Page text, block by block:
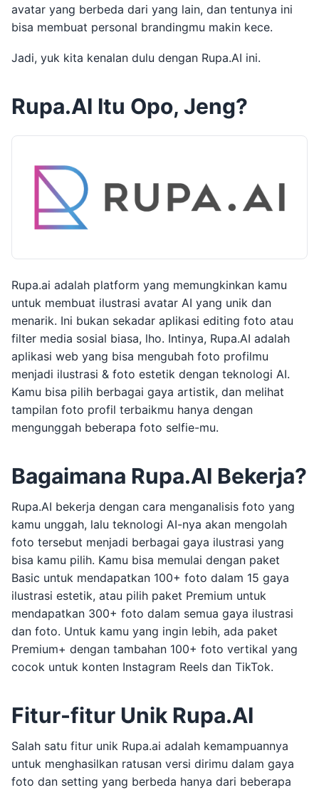
avatar yang berbeda dari yang lain, dan tentunya ini
bisa membuat personal brandingmu makin kece.
Jadi, yuk kita kenalan dulu dengan Rupa.AI ini.
Rupa.AI Itu Opo, Jeng?
Rupa.ai adalah platform yang memungkinkan kamu
untuk membuat ilustrasi avatar AI yang unik dan
menarik. Ini bukan sekadar aplikasi editing foto atau
filter media sosial biasa, lho. Intinya, Rupa.AI adalah
aplikasi web yang bisa mengubah foto profilmu
menjadi ilustrasi & foto estetik dengan teknologi AI.
Kamu bisa pilih berbagai gaya artistik, dan melihat
tampilan foto profil terbaikmu hanya dengan
mengunggah beberapa foto selfie-mu.
Bagaimana Rupa.AI Bekerja?
Rupa.AI bekerja dengan cara menganalisis foto yang
kamu unggah, lalu teknologi AI-nya akan mengolah
foto tersebut menjadi berbagai gaya ilustrasi yang
bisa kamu pilih. Kamu bisa memulai dengan paket
Basic untuk mendapatkan 100+ foto dalam 15 gaya
ilustrasi estetik, atau pilih paket Premium untuk
mendapatkan 300+ foto dalam semua gaya ilustrasi
dan foto. Untuk kamu yang ingin lebih, ada paket
Premium+ dengan tambahan 100+ foto vertikal yang
cocok untuk konten Instagram Reels dan TikTok.
Fitur-fitur Unik Rupa.AI
Salah satu fitur unik Rupa.ai adalah kemampuannya
untuk menghasilkan ratusan versi dirimu dalam gaya
foto dan setting yang berbeda hanya dari beberapa